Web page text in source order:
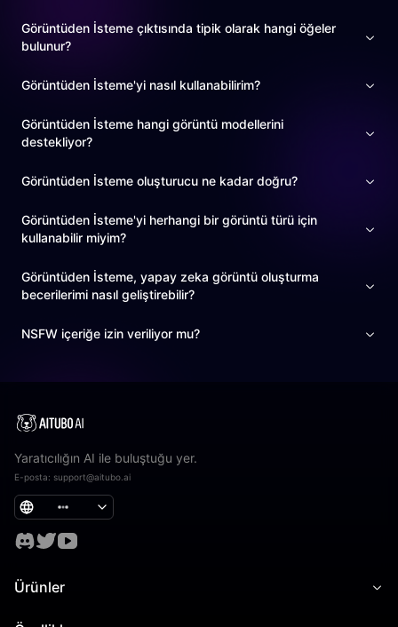
Görüntüden İsteme çıktısında tipik olarak hangi öğeler
bulunur?
Görüntüden İsteme'yi nasıl kullanabilirim?
Görüntüden İsteme hangi görüntü modellerini
destekliyor?
Görüntüden İsteme oluşturucu ne kadar doğru?
Görüntüden İsteme'yi herhangi bir görüntü türü için
kullanabilir miyim?
Görüntüden İsteme, yapay zeka görüntü oluşturma
becerilerimi nasıl geliştirebilir?
NSFW içeriğe izin veriliyor mu?
Yaratıcılığın AI ile buluştuğu yer.
E-posta: support@aitubo.ai
Ürünler